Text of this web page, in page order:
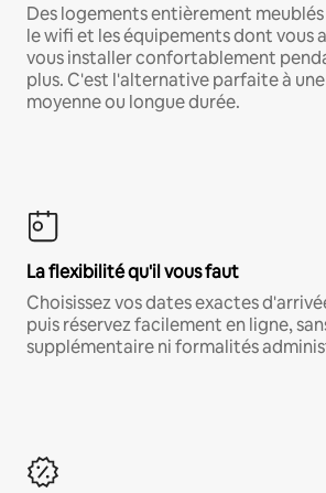
Des logements entièrement
le wifi et les équipements dont vous
vous installer confortablement
plus. C'est l'alternative parfaite à
moyenne ou longue durée.
La flexibilité qu'il vous faut
Choisissez vos dates exactes
puis réservez facilement en ligne,
supplémentaire ni formalités